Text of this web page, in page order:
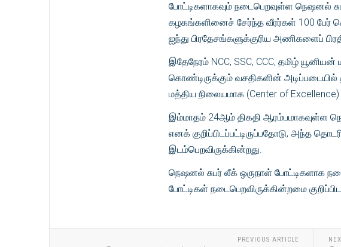
போட்டிகளாகவும் நடைபெறவுள்ள நெஷனல்
கழகங்களினைச் சேர்ந்த வீரர்கள் 100 பேர்
ஐந்து பிரதேசங்களுக்குரிய அணிகளைப்
இதேநேரம் NCC, SSC, CCC, தமிழ்
கொண்டிருக்கும் வசதிகளின் அடிப்படையில்
மத்திய நிலையமாக (Center of
இம்மாதம் 24ஆம் திகதி ஆரம்பமாகவுள்ள
எனக் குறிப்பிடப்பட்டிருப்பதோடு, அந்த
இடம்பெறவிருக்கின்றது.
நெஷனல் சுபர் லீக் ஒருநாள் போட்டிகளாக
போட்டிகள் நடைபெறவிருக்கின்றமை
PREVIOUS ARTICLE